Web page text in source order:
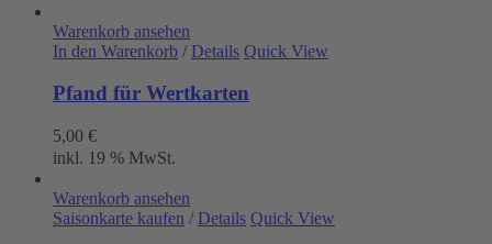
Warenkorb ansehen
In den Warenkorb / Details Quick View
Pfand für Wertkarten
5,00 €
inkl. 19 % MwSt.
Warenkorb ansehen
Saisonkarte kaufen / Details Quick View